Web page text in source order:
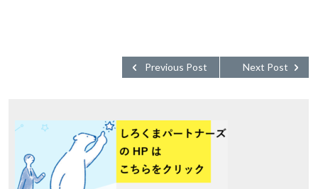
Next Post
Previous Post